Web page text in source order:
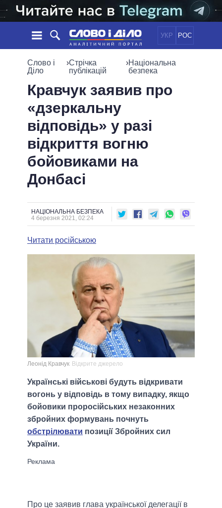
УКР РОС
НОВИНИ
ПОДІЇ
СТАТТІ
ДУМКИ
ОГЛЯДИ
ДАЙДЖЕСТИ
ЕКОНОМІКА
СУСПІЛЬСТВО
СВІТ
ПОЛIТИКИ
УСІ ПОЛІТИКИ
ПРЕЗИДЕНТ І ОФІС
ВЕРХОВНА РАДА
КАБІНЕТ МІНІСТРІВ
ГОЛОВИ ОБЛАДМІНІСТРАЦІЙ
МЕРИ МІСТ
ВСІ ПЕРСОНИ
ІНФОГРАФІКА
ВІДЕО
ПІДТРИМАТИ
Слово і
Діло
›Стрічка
публікацій
›Національна
безпека
Кравчук заявив про
«дзеркальну
відповідь» у разі
відкриття вогню
бойовиками на
Донбасі
НАЦІОНАЛЬНА БЕЗПЕКА
4 березня 2021, 02:24
Читати російською
Леонід Кравчук Відкрите джерело
Українські військові будуть відкривати
вогонь у відповідь в тому випадку, якщо
бойовики проросійських незаконних
збройних формувань почнуть
обстрілювати позиції Збройних сил
України.
Про це заявив глава української делегації в